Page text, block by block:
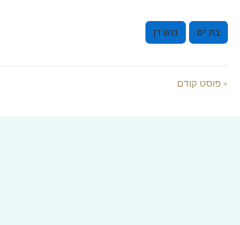
בת ים גוש דן
« פוסט קודם